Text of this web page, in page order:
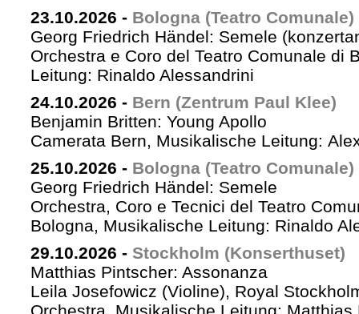
23.10.2026 - Bologna (Teatro Comunale)
Georg Friedrich Händel: Semele
Orchestra e Coro del Teatro Comunale di
Leitung: Rinaldo Alessandrini
24.10.2026 - Bern (Zentrum Paul Klee)
Benjamin Britten: Young Apollo
Camerata Bern, Musikalische Leitung:
25.10.2026 - Bologna (Teatro Comunale)
Georg Friedrich Händel: Semele
Orchestra, Coro e Tecnici del Teatro
Bologna, Musikalische Leitung: Rinaldo
29.10.2026 - Stockholm (Konserthuset)
Matthias Pintscher: Assonanza
Leila Josefowicz (Violine), Royal